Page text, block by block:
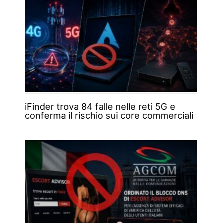
iFinder trova 84 falle nelle reti 5G e
conferma il rischio sui core commerciali